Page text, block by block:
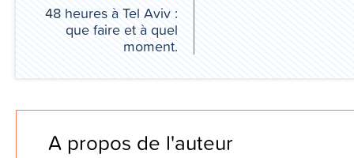
48 heures à Tel Aviv :
que faire et à quel
moment.
A propos de l'auteur